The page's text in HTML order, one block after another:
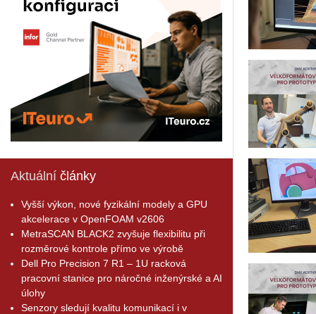
Aktuální články
Vyšší výkon, nové fyzikální modely a GPU
akcelerace v OpenFOAM v2606
MetraSCAN BLACK2 zvyšuje flexibilitu při
rozměrové kontrole přímo ve výrobě
Dell Pro Precision 7 R1 – 1U racková
pracovní stanice pro náročné inženýrské a AI
úlohy
Senzory sledují kvalitu komunikací i v